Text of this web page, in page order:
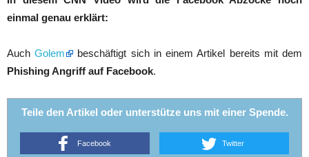
einmal genau erklärt:
AuchGolem
beschäftigt sich in einem Artikel bereits mit dem
Phishing Angriff auf Facebook.
Teile den Artikel oder unterstütze uns mit einer Spende.
Facebook Twitter